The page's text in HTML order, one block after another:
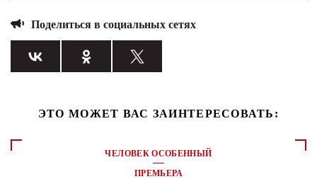
Поделиться в социальных сетях
ЭТО МОЖЕТ ВАС ЗАИНТЕРЕСОВАТЬ:
ЧЕЛОВЕК ОСОБЕННЫЙ
ПРЕМЬЕРА